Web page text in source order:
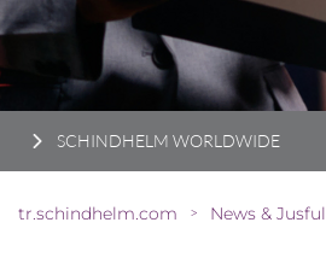
SCHINDHELM WORLDWIDE
tr.schindhelm.com > News & Jusful